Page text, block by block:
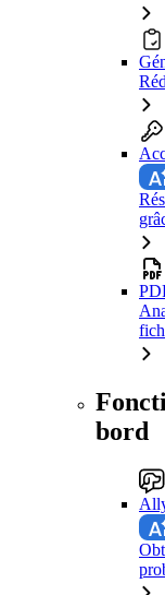
bord